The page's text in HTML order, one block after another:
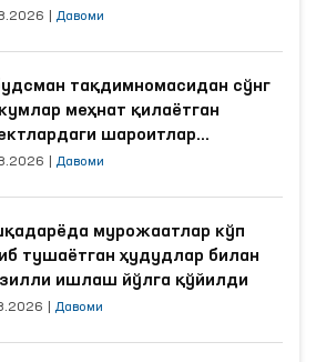
Давоми
тақдимномасидан сўнг
меҳнат қилаётган
шароитлар
Давоми
мурожаатлар кўп
тушаётган ҳудудлар билан
ишлаш йўлга қўйилди
Давоми